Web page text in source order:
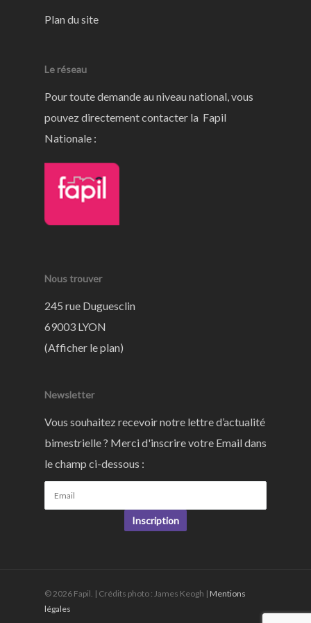
Plan du site
Le réseau
Pour toute demande au niveau national, vous
pouvez directement contacter la Fapil
Nationale :
Nous trouver
245 rue Duguesclin
69003 LYON
(Afficher le plan)
Newsletter
Vous souhaitez recevoir notre lettre d’actualité
bimestrielle ? Merci d'inscrire votre Email dans
le champ ci-dessous :
Inscription
© 2026 Fapil. | Crédits photo : James Keogh | Mentions
légales